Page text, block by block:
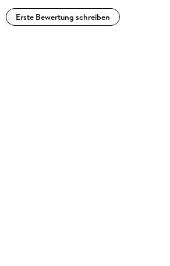
Erste Bewertung schreiben